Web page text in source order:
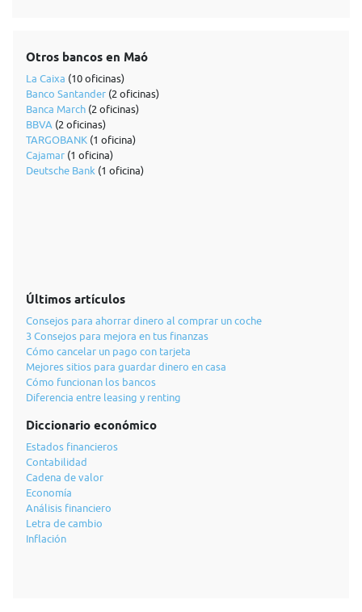
Otros bancos en Maó
La Caixa (10 oficinas)
Banco Santander (2 oficinas)
Banca March (2 oficinas)
BBVA (2 oficinas)
TARGOBANK (1 oficina)
Cajamar (1 oficina)
Deutsche Bank (1 oficina)
Últimos artículos
Consejos para ahorrar dinero al comprar un coche
3 Consejos para mejora en tus finanzas
Cómo cancelar un pago con tarjeta
Mejores sitios para guardar dinero en casa
Cómo funcionan los bancos
Diferencia entre leasing y renting
Diccionario económico
Estados financieros
Contabilidad
Cadena de valor
Economía
Análisis financiero
Letra de cambio
Inflación